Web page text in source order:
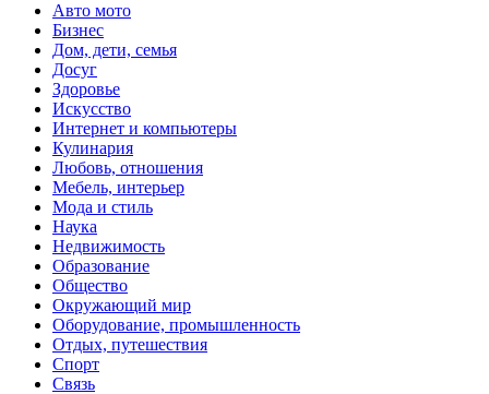
Авто мото
Бизнес
Дом, дети, семья
Досуг
Здоровье
Искусство
Интернет и компьютеры
Кулинария
Любовь, отношения
Мебель, интерьер
Мода и стиль
Наука
Недвижимость
Образование
Общество
Окружающий мир
Оборудование, промышленность
Отдых, путешествия
Спорт
Связь